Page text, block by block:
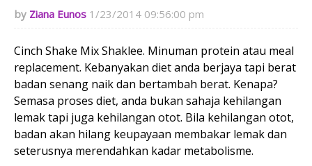
Ziana Eunos 1/23/2014 09:56:00 pm
Cinch Shake Mix Shaklee. Minuman protein atau meal
replacement. Kebanyakan diet anda berjaya tapi berat
badan senang naik dan bertambah berat. Kenapa?
Semasa proses diet, anda bukan sahaja kehilangan
lemak tapi juga kehilangan otot. Bila kehilangan otot,
badan akan hilang keupayaan membakar lemak dan
seterusnya merendahkan kadar metabolisme.